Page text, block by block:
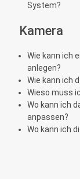
System?
Kamera
Wie kann ich
anlegen?
Wie kann ich
Wieso muss
Wo kann ich
anpassen?
Wo kann ich